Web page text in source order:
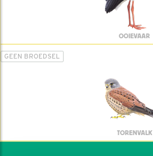
OOIEVAAR
GEEN BROEDSEL
TORENVALK